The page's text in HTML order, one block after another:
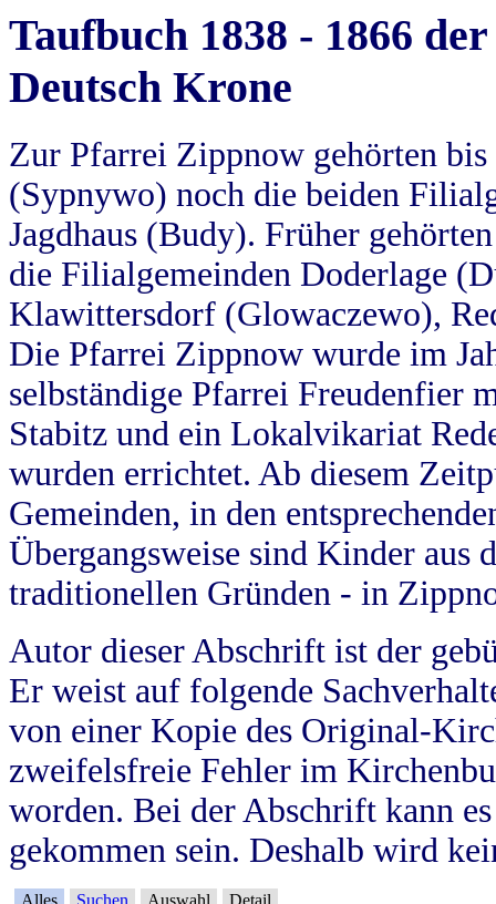
Taufbuch 1838 - 1866
Deutsch Krone
Zur Pfarrei Zippnow gehörten
(Sypnywo) noch die beiden
Jagdhaus (Budy). Früher
die Filialgemeinden Doderlage
Klawittersdorf (Glowaczewo),
Die Pfarrei Zippnow wurde im
selbständige Pfarrei Freudenfier
Stabitz und ein Lokalvikariat
wurden errichtet. Ab diesem
Gemeinden, in den
Übergangsweise sind Kinder aus
traditionellen Gründen - in
Autor dieser Abschrift ist der
Er weist auf folgende
von einer Kopie des Original-
zweifelsfreie Fehler im
worden. Bei der Abschrift kann
gekommen sein. Deshalb wird
Alles Suchen Auswahl Detail